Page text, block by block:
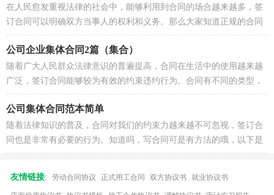
在人民愈发重视法律的社会中，能够利用到合同的场合越来越多，签
订合同可以明确双方当事人的权利和义务。那么大家知道正规的合同
书怎么写吗？以下是小编帮大家整...
公司企业集体合同2篇（集合）
随着广大人民群众法律意识的普遍提高，合同在生活中的使用越来越
广泛，签订合同能够较为有效的约束违约行为。合同有不同的类型，
当然也有不同的目的，以下是小编...
公司集体合同范本简单
随着法律知识的普及，合同对我们的约束力越来越不可忽视，签订合
同也是非常有必要的行为。知道吗，写合同可是有方法的哦，以下是
小编精心整理的公司集体合同范本...
友情链接: 劳动合同协议 正式用工合同 双方协议书 就业协议书